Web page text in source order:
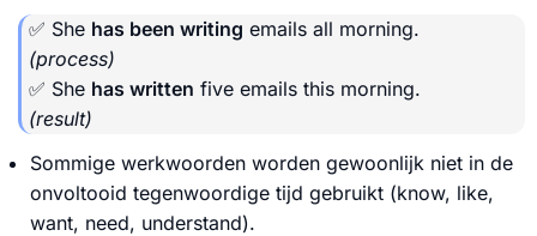
✅ She has been writing emails all morning.
(process)
✅ She has written five emails this morning.
(result)
Sommige werkwoorden worden gewoonlijk niet in de
onvoltooid tegenwoordige tijd gebruikt (know, like,
want, need, understand).